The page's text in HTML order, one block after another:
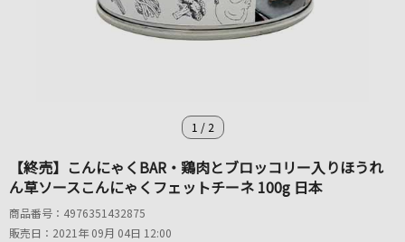
1 /2
【終売】こんにゃくBAR・鶏肉とブロッコリー入りほうれ
ん草ソースこんにゃくフェットチーネ 100g 日本
商品番号：4976351432875
販売日：2021年 09月 04日 12:00